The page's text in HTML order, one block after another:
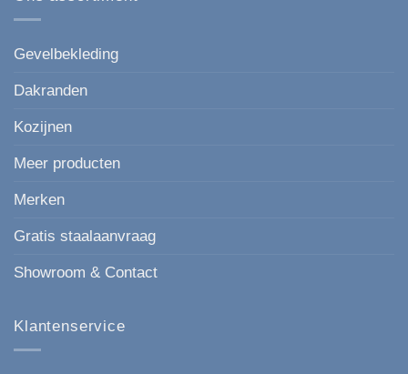
voor
elke
Gevelbekleding
Dakranden
Kozijnen
Meer producten
Merken
Gratis staalaanvraag
Showroom & Contact
Klantenservice